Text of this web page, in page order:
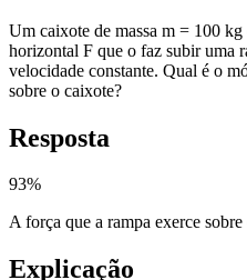
Um caixote de massa m = 100
horizontal F que o faz subir uma
velocidade constante. Qual é o
sobre o caixote?
Resposta
93%
A força que a rampa exerce
Explicação